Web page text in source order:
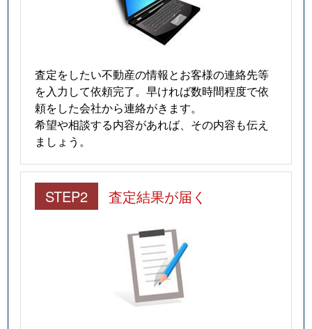
査定をしたい不動産の情報とお客様の連絡先等
を入力して依頼完了。早ければ数時間程度で依
頼をした会社から連絡がきます。
希望や相談する内容があれば、その内容も伝え
ましょう。
STEP2 査定結果が届く